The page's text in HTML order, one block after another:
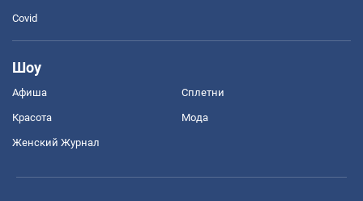
Covid
Шоу
Афиша Сплетни
Красота Мода
Женский Журнал